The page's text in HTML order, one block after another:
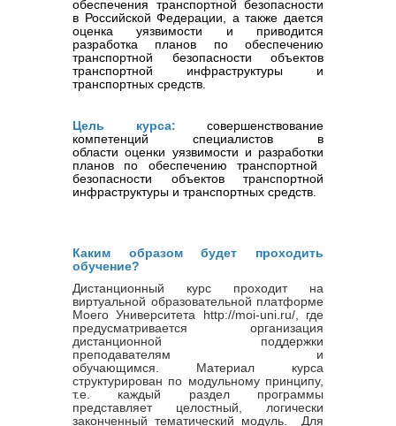
обеспечения транспортной безопасности
в Российской Федерации, а также дается
оценка уязвимости и приводится
разработка планов по обеспечению
транспортной безопасности объектов
транспортной инфраструктуры и
транспортных средств.
Цель курса:
совершенствование
компетенций
специалистов в
области оценки уязвимости и разработки
планов по обеспечению транспортной
безопасности объектов транспортной
инфраструктуры и транспортных средств
Каким образом будет проходить
обучение?
Дистанционный курс проходит на
виртуальной образовательной платформе
Моего Университета http://moi-uni.ru/, где
предусматривается организация
дистанционной поддержки
преподавателям и
обучающимся. Материал курса
структурирован по модульному принципу,
т.е. каждый раздел программы
представляет целостный, логически
законченный тематический модуль. Для